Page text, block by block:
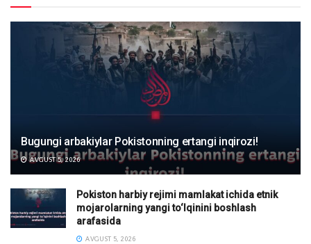
Bugungi arbakiylar Pokistonning ertangi inqirozi!
AVGUST 5, 2026
Pokiston harbiy rejimi mamlakat ichida etnik
mojarolarning yangi to‘lqinini boshlash
arafasida
AVGUST 5, 2026